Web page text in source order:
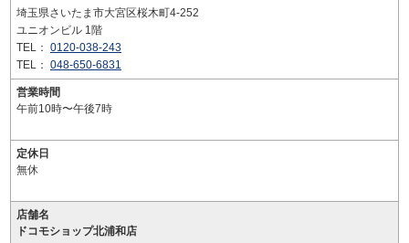
埼玉県さいたま市大宮区桜木町4-252
ユニオンビル 1階
TEL： 0120-038-243
TEL： 048-650-6831
営業時間
午前10時〜午後7時
定休日
無休
店舗名
ドコモショップ北浦和店